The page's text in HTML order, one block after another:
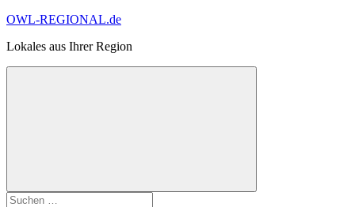
Zum
springen
OWL-REGIONAL.de
Lokales aus Ihrer Region
Suchformular
Suchen